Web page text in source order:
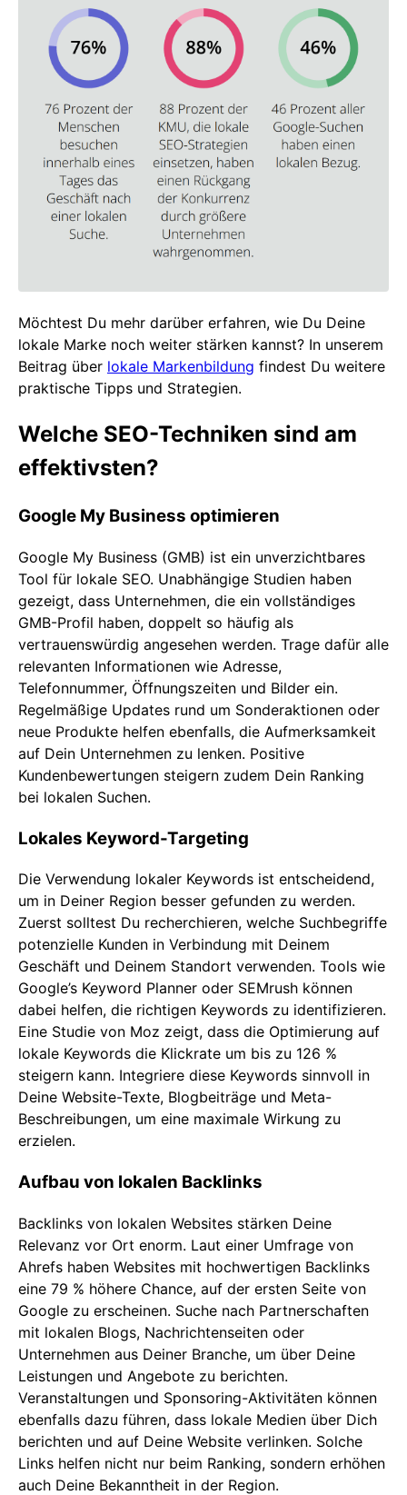
Möchtest Du mehr darüber erfahren, wie Du Deine
lokale Marke noch weiter stärken kannst? In unserem
Beitrag über lokale Markenbildung findest Du weitere
praktische Tipps und Strategien.
Welche SEO-Techniken sind am
effektivsten?
Google My Business optimieren
Google My Business (GMB) ist ein unverzichtbares
Tool für lokale SEO. Unabhängige Studien haben
gezeigt, dass Unternehmen, die ein vollständiges
GMB-Profil haben, doppelt so häufig als
vertrauenswürdig angesehen werden. Trage dafür alle
relevanten Informationen wie Adresse,
Telefonnummer, Öffnungszeiten und Bilder ein.
Regelmäßige Updates rund um Sonderaktionen oder
neue Produkte helfen ebenfalls, die Aufmerksamkeit
auf Dein Unternehmen zu lenken. Positive
Kundenbewertungen steigern zudem Dein Ranking
bei lokalen Suchen.
Lokales Keyword-Targeting
Die Verwendung lokaler Keywords ist entscheidend,
um in Deiner Region besser gefunden zu werden.
Zuerst solltest Du recherchieren, welche Suchbegriffe
potenzielle Kunden in Verbindung mit Deinem
Geschäft und Deinem Standort verwenden. Tools wie
Google’s Keyword Planner oder SEMrush können
dabei helfen, die richtigen Keywords zu identifizieren.
Eine Studie von Moz zeigt, dass die Optimierung auf
lokale Keywords die Klickrate um bis zu 126 %
steigern kann. Integriere diese Keywords sinnvoll in
Deine Website-Texte, Blogbeiträge und Meta-
Beschreibungen, um eine maximale Wirkung zu
erzielen.
Aufbau von lokalen Backlinks
Backlinks von lokalen Websites stärken Deine
Relevanz vor Ort enorm. Laut einer Umfrage von
Ahrefs haben Websites mit hochwertigen Backlinks
eine 79 % höhere Chance, auf der ersten Seite von
Google zu erscheinen. Suche nach Partnerschaften
mit lokalen Blogs, Nachrichtenseiten oder
Unternehmen aus Deiner Branche, um über Deine
Leistungen und Angebote zu berichten.
Veranstaltungen und Sponsoring-Aktivitäten können
ebenfalls dazu führen, dass lokale Medien über Dich
berichten und auf Deine Website verlinken. Solche
Links helfen nicht nur beim Ranking, sondern erhöhen
auch Deine Bekanntheit in der Region.